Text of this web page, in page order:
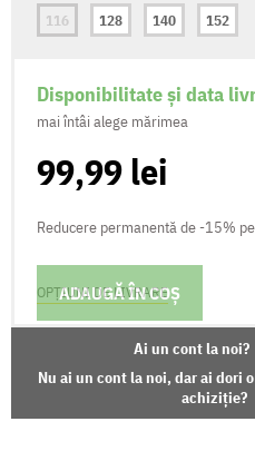
116
128 140 152
Disponibilitate și data
mai întâi alege mărimea
99,99 lei
Reducere permanentă de -15%
ADAUGĂ ÎN COȘ
OPȚIUNI DE LIVRARE
Ai un cont la noi?
Nu ai un cont la noi, dar ai dori
achiziție?